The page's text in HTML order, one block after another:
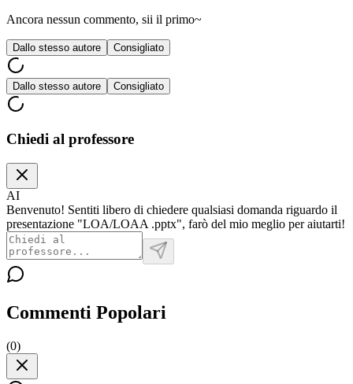
Ancora nessun commento, sii il primo~
Dallo stesso autore Consigliato
Dallo stesso autore Consigliato
Chiedi al professore
AI
Benvenuto! Sentiti libero di chiedere qualsiasi domanda riguardo il
presentazione "LOA/LOAA .pptx", farò del mio meglio per aiutarti!
Commenti Popolari
(0)